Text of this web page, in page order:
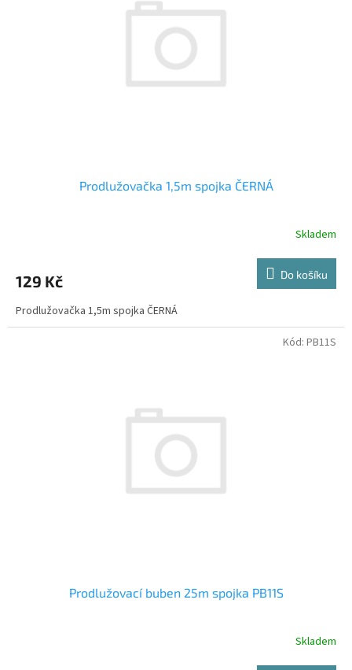
Prodlužovačka 1,5m spojka ČERNÁ
Skladem
129 Kč Do košíku
Prodlužovačka 1,5m spojka ČERNÁ
Prodlužovací buben 25m spojka PB11S
Skladem
Kód: PB11S